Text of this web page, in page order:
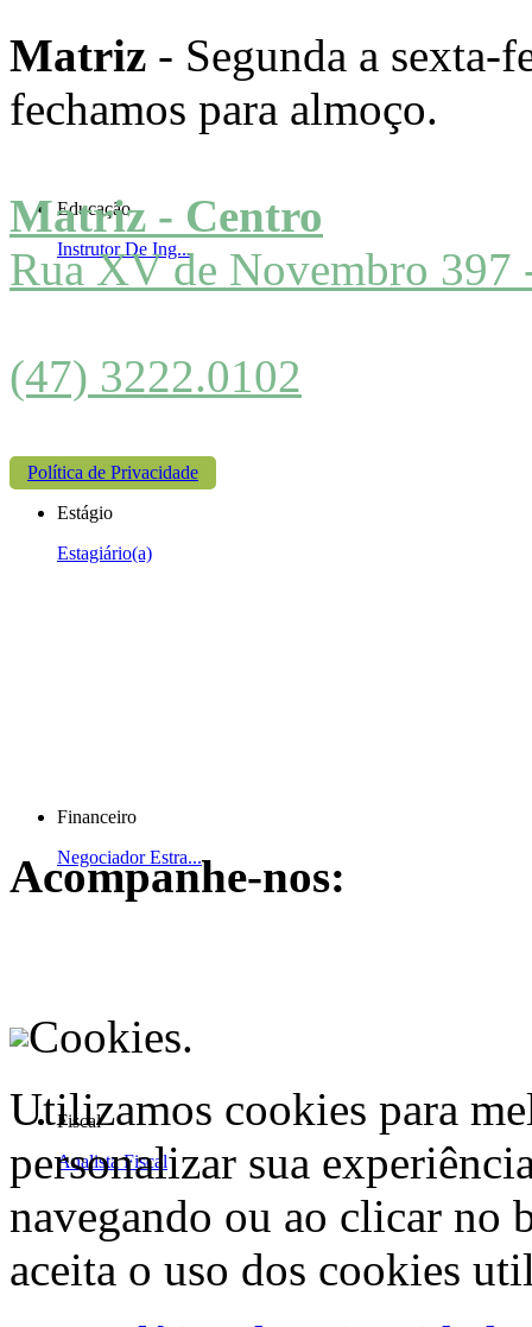
Educação
Instrutor De Ing...
Estágio
Estagiário(a)
Financeiro
Negociador Estra...
Fiscal
Analista Fiscal
Matriz - Segunda a sexta-
fechamos para almoço.
Matriz - Centro
Rua XV de Novembro 397
(47) 3222.0102
Política de Privacidade
Acompanhe-nos:
Cookies.
Utilizamos cookies para
personalizar sua
navegando ou ao clicar no
aceita o uso dos cookies